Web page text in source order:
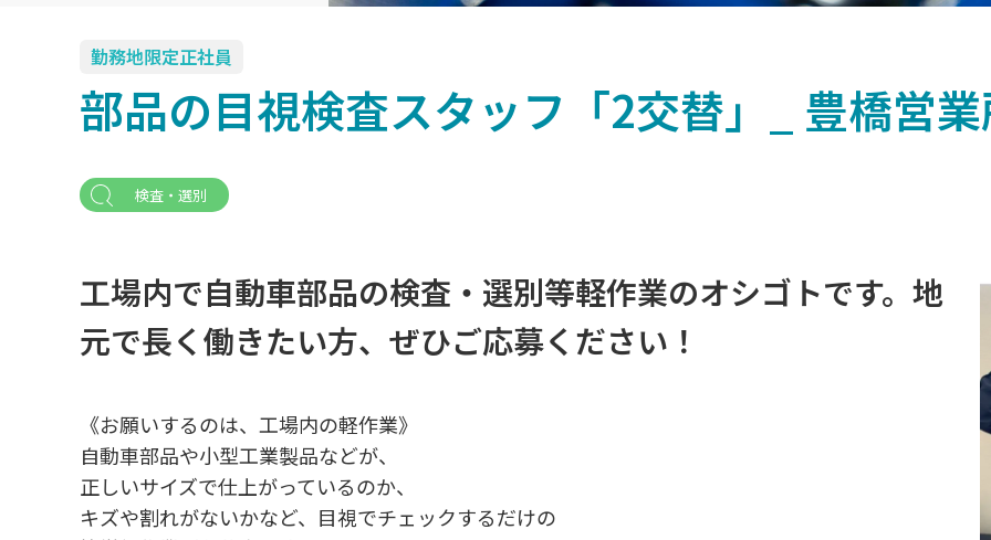
勤務地限定正社員
部品の目視検査スタッフ「2交替」_ 豊橋営
検査・選別
工場内で自動車部品の検査・選別等軽作業のオシゴトです。地
元で長く働きたい方、ぜひご応募ください！
《お願いするのは、工場内の軽作業》
自動車部品や小型工業製品などが、
正しいサイズで仕上がっているのか、
キズや割れがないかなど、目視でチェックするだけの